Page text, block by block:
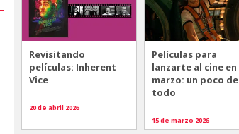
Revisitando
películas: Inherent
Vice
20 de abril 2026
Películas para
lanzarte al cine en
marzo: un poco de
todo
15 de marzo 2026